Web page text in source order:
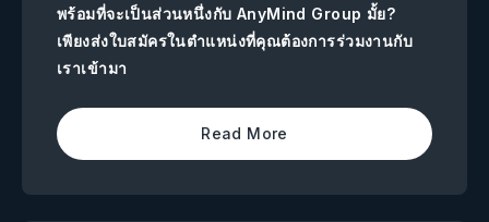
พร้อมที่จะเป็นส่วนหนึ่งกับ AnyMind Group มั้ย?
เพียงส่งใบสมัครในตำแหน่งที่คุณต้องการร่วมงานกับ
เราเข้ามา
Read More